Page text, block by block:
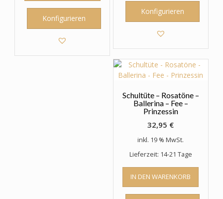
Konfigurieren
Konfigurieren
Schultüte – Rosatöne –
Ballerina – Fee –
Prinzessin
32,95 €
inkl. 19 % MwSt.
Lieferzeit: 14-21 Tage
IN DEN WARENKORB